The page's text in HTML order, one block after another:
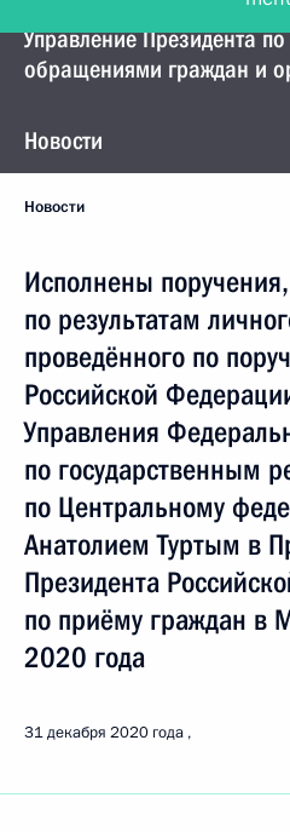
Управление Президента
обращениями граждан и
Новости
Новости
Исполнены
по результатам
проведённого по
Российской
Управления
по государственным
по Центральному
Анатолием Туртым в
Президента
по приёму граждан в
2020 года
31 декабря 2020 года